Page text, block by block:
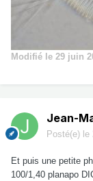
Modifié le 29 juin
Jean-
Posté(e) le
Et puis une petite
100/1,40 planapo